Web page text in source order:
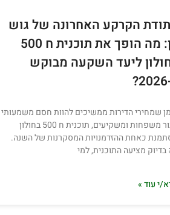
הקרקע האחרונה של גוש
דן: מה הופך את תוכנית ח 500
ליעד השקעה מבוקש
שמחירי הדירות ממשיכים להוות חסם משמעותי
עבור משפחות ומשקיעים, תוכנית ח 500 בחולון
כאחת ההזדמנויות המסקרנות של השנה.
בדיוק מציעה התוכנית, למי
י עוד »